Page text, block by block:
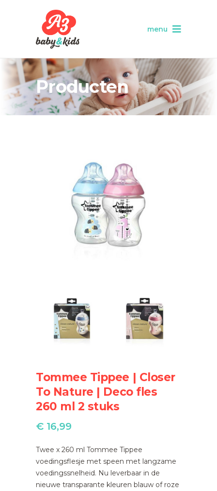
menu
Producten
Tommee Tippee | Closer
To Nature | Deco fles
260 ml 2 stuks
€ 16,99
Twee x 260 ml Tommee Tippee
voedingsflesje met speen met langzame
voedingssnelheid. Nu leverbaar in de
nieuwe transparante kleuren blauw of roze